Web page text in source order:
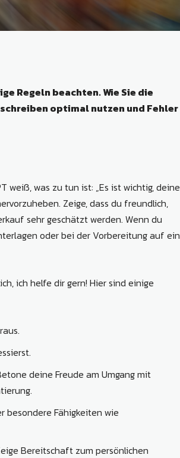
Regeln beachten. Wie Sie die
optimal nutzen und Fehler
weiß, was zu tun ist: „Es ist wichtig, deine
Zeige, dass du freundlich,
sehr geschätzt werden. Wenn du
oder bei der Vorbereitung auf ein
ich helfe dir gern! Hier sind einige
deine Freude am Umgang mit
besondere Fähigkeiten wie
Bereitschaft zum persönlichen